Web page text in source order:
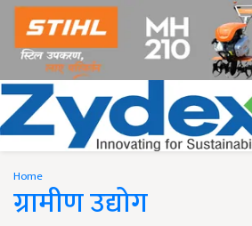
Home
ग्रामीण उद्योग